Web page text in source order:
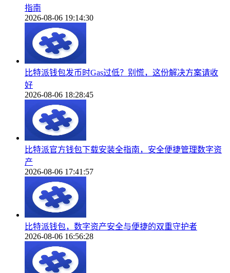
指南
2026-08-06 19:14:30
比特派钱包发币时Gas过低？别慌，这份解决方案请收
好
2026-08-06 18:28:45
比特派官方钱包下载安装全指南，安全便捷管理数字资
产
2026-08-06 17:41:57
比特派钱包，数字资产安全与便捷的双重守护者
2026-08-06 16:56:28